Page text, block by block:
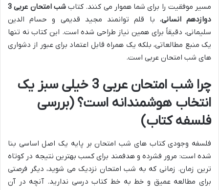
مسیر موفقیت را برای شما هموار می کنند. کتاب
شب امتحان عربی 3
دوازدهم انسانی، با قلم توانمند مجید قدیمی و حسام الدین
سلیمانی، دقیقاً برای همین نیاز طراحی شده است. این کتاب نه تنها
یک منبع مطالعاتی، بلکه یک همراه قابل اعتماد برای عبور از دشواری
های شب امتحان عربی است.
چرا شب امتحان عربی 3 خیلی سبز یک
انتخاب هوشمندانه است؟ (بررسی
فلسفه کتاب)
فلسفه وجودی کتاب های شب امتحان بر پایه یک اصل اساسی بنا
شده است: مرور فشرده و هدفمند برای کسب بهترین نتیجه در کوتاه
ترین زمان. زمانی که به شب امتحان نزدیک می شوید، دیگر فرصتی
برای مطالعه عمیق و خط به خط کتاب درسی ندارید. آنچه در آن